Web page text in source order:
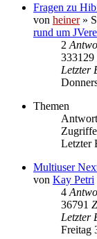
Fragen zu
von heiner»
rund um
2
333129
Letzter
Themen
Zugriffe
Letzter
Multiuser
von Kay Petri
4
36791
Letzter
Freitag